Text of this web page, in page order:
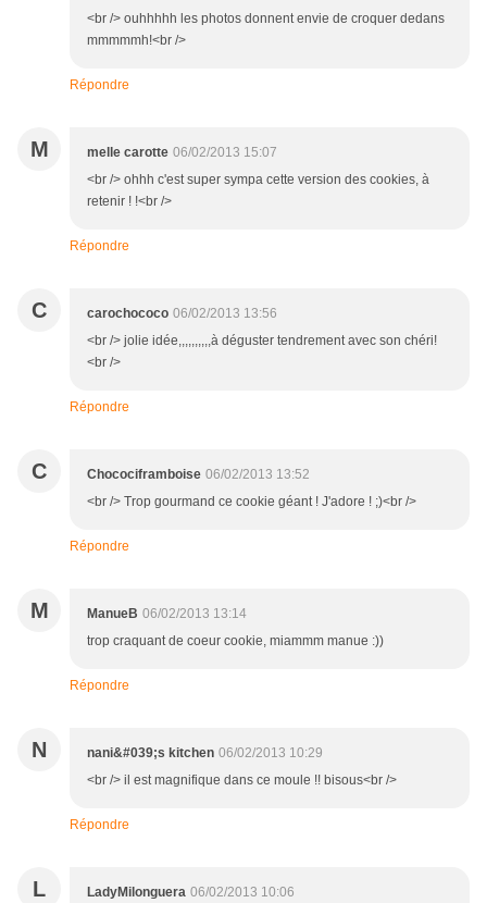
<br /> ouhhhhh les photos donnent envie de croquer dedans
mmmmmh!<br />
Répondre
M melle carotte 06/02/2013 15:07
<br /> ohhh c'est super sympa cette version des cookies, à
retenir ! !<br />
Répondre
C carochococo 06/02/2013 13:56
<br /> jolie idée,,,,,,,,,,à déguster tendrement avec son chéri!
<br />
Répondre
C Chocociframboise 06/02/2013 13:52
<br /> Trop gourmand ce cookie géant ! J'adore ! ;)<br />
Répondre
M ManueB 06/02/2013 13:14
trop craquant de coeur cookie, miammm manue :))
Répondre
N nani&#039;s kitchen 06/02/2013 10:29
<br /> il est magnifique dans ce moule !! bisous<br />
Répondre
L LadyMilonguera 06/02/2013 10:06